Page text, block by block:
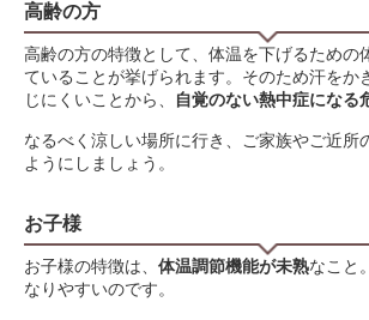
高齢の方
高齢の方の特徴として、体温を下げるための
ていることが挙げられます。そのため汗をか
じにくいことから、
自覚のない熱中症になる
なるべく涼しい場所に行き、ご家族やご近所
ようにしましょう。
お子様
お子様の特徴は、 体温調節機能が未熟なこと
なりやすいのです。